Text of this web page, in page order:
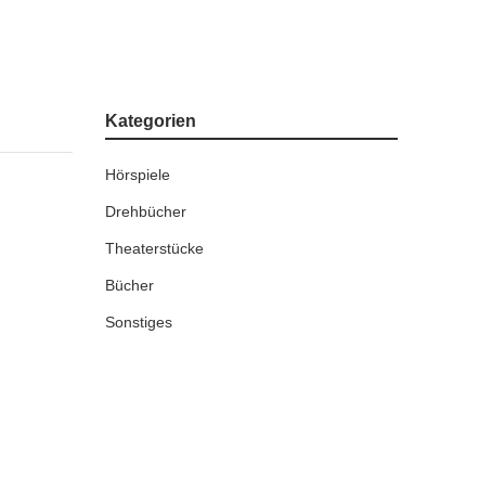
Kategorien
Hörspiele
Drehbücher
Theaterstücke
Bücher
Sonstiges